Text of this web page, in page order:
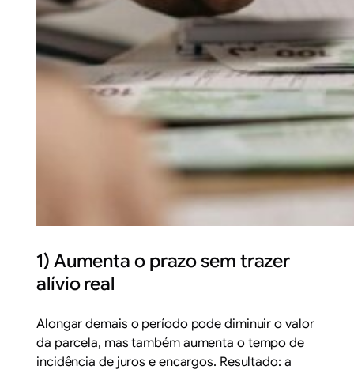
1) Aumenta o prazo sem trazer
alívio real
Alongar demais o período pode diminuir o valor
da parcela, mas também aumenta o tempo de
incidência de juros e encargos. Resultado: a